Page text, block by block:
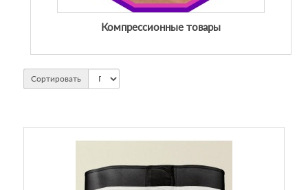
Компрессионные товары
Сортировать